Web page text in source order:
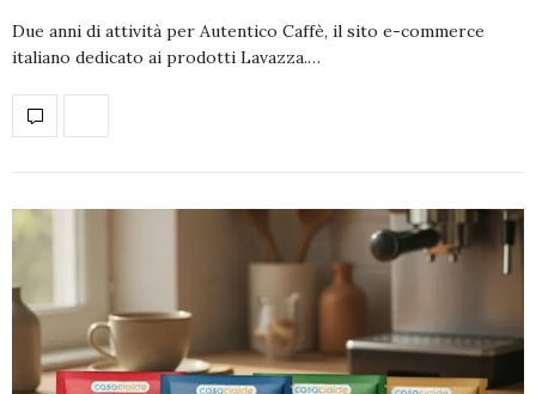
Due anni di attività per Autentico Caffè, il sito e-commerce
italiano dedicato ai prodotti Lavazza.…